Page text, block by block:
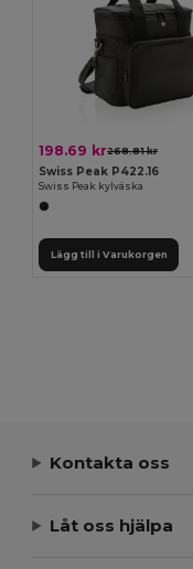
198.69 kr268.81 kr
Swiss Peak P422.16
Swiss Peak kylväska
Lägg till i Varukorgen
Kontakta oss
Låt oss hjälpa